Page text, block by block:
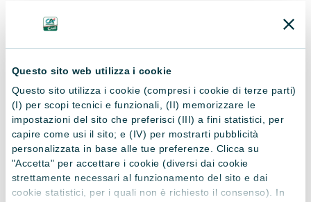
Questo sito web utilizza i cookie
Questo sito utilizza i cookie (compresi i cookie di terze parti)
(I) per scopi tecnici e funzionali, (II) memorizzare le
impostazioni del sito che preferisci (III) a fini statistici, per
capire come usi il sito; e (IV) per mostrarti pubblicità
personalizzata in base alle tue preferenze. Clicca su
"Accetta" per accettare i cookie (diversi dai cookie
strettamente necessari al funzionamento del sito e dai
cookie statistici, per i quali non è richiesto il consenso). In
associato ed entro il limite massimo
Come effettuare un acquisto:
accedi al sito Loubsol Italia tramite il seguente
linkOcchiali da sole - Occhiali veloci - Maschere da
sci - Loubsol Italia.
accedi alla tua pagina personale cliccando sul simbolo
dell’omino in alto a destra e
inserisci l’indirizzo e-mail